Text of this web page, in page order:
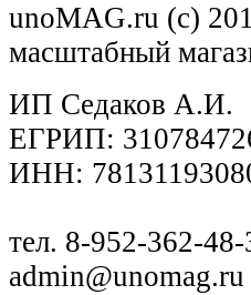
unoMAG.ru (c)
масштабный
ИП Седаков А.И.
ЕГРИП:
ИНН:
тел. 8-952-362-
admin@unomag.ru